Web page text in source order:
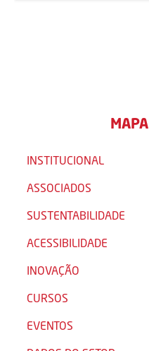
INSTITUCIONAL
ASSOCIADOS
SUSTENTABILIDADE
ACESSIBILIDADE
INOVAÇÃO
CURSOS
EVENTOS